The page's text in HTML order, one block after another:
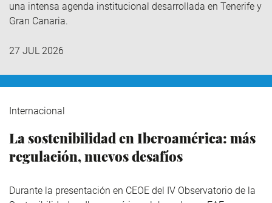
una intensa agenda institucional desarrollada en Tenerife y
Gran Canaria.
27 JUL 2026
Internacional
La sostenibilidad en Iberoamérica: más
regulación, nuevos desafíos
Durante la presentación en CEOE del IV Observatorio de la